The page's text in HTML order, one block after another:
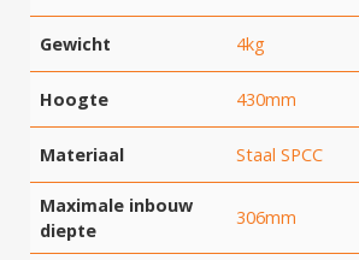
Gewicht 4kg
Hoogte 430mm
Materiaal Staal SPCC
Maximale inbouw
diepte
306mm